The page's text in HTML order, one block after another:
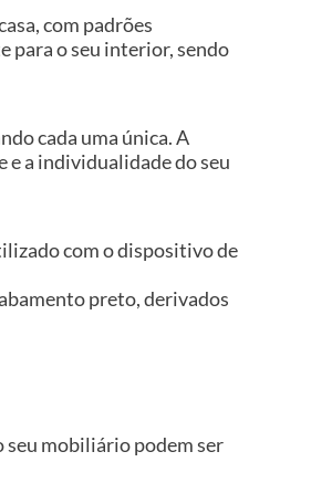
com padrões
para o seu interior, sendo
cada uma única. A
e a individualidade do seu
com o dispositivo de
preto, derivados
seu mobiliário podem ser